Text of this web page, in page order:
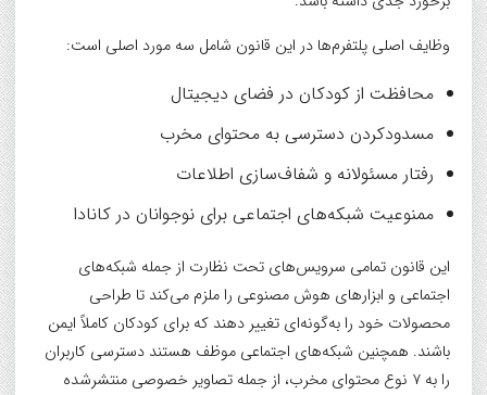
وظایف اصلی پلتفرم‌ها در این قانون شامل سه مورد اصلی است:
محافظت از کودکان در فضای دیجیتال
مسدودکردن دسترسی به محتوای مخرب
رفتار مسئولانه و شفاف‌سازی اطلاعات
ممنوعیت شبکه‌های اجتماعی برای نوجوانان در کانادا
این قانون تمامی سرویس‌های تحت نظارت از جمله شبکه‌های
اجتماعی و ابزارهای هوش مصنوعی را ملزم می‌کند تا طراحی
محصولات خود را به‌گونه‌ای تغییر دهند که برای کودکان کاملاً ایمن
باشند. همچنین شبکه‌های اجتماعی موظف هستند دسترسی کاربران
را به ۷ نوع محتوای مخرب، از جمله تصاویر خصوصی منتشرشده